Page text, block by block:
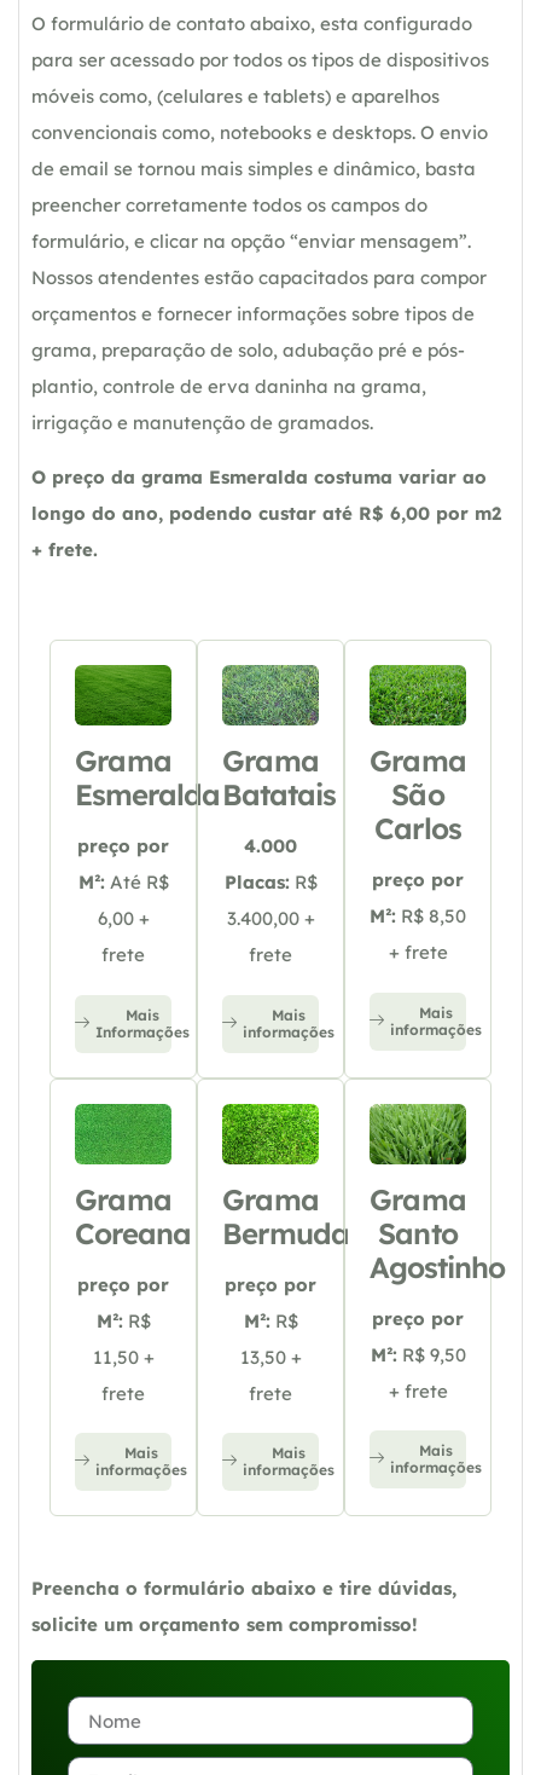
O formulário de contato abaixo, esta configurado
para ser acessado por todos os tipos de dispositivos
móveis como, (celulares e tablets) e aparelhos
convencionais como, notebooks e desktops. O envio
de email se tornou mais simples e dinâmico, basta
preencher corretamente todos os campos do
formulário, e clicar na opção “enviar mensagem”.
Nossos atendentes estão capacitados para compor
orçamentos e fornecer informações sobre tipos de
grama, preparação de solo, adubação pré e pós-
plantio, controle de erva daninha na grama,
irrigação e manutenção de gramados.
O preço da grama Esmeralda costuma variar ao
longo do ano, podendo custar até R$ 6,00 por m2
+ frete.
Grama
Esmeralda
preço por
M²: Até R$
6,00 +
frete
Mais
Informações
Grama
Batatais
4.000
Placas: R$
3.400,00 +
frete
Mais
informações
Grama
São
Carlos
preço por
M²: R$ 8,50
+ frete
Mais
informações
Grama
Coreana
preço por
M²: R$
11,50 +
frete
Mais
informações
Grama
Bermuda
preço por
M²: R$
13,50 +
frete
Mais
informações
Grama
Santo
Agostinho
preço por
M²: R$ 9,50
+ frete
Mais
informações
Preencha o formulário abaixo e tire dúvidas,
solicite um orçamento sem compromisso!